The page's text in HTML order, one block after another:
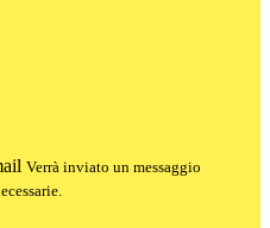
Verrà inviato un messaggio